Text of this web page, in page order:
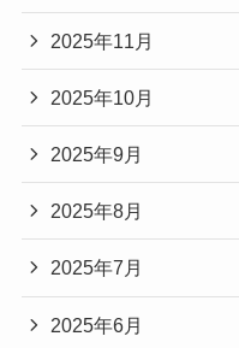
2025年11月
2025年10月
2025年9月
2025年8月
2025年7月
2025年6月